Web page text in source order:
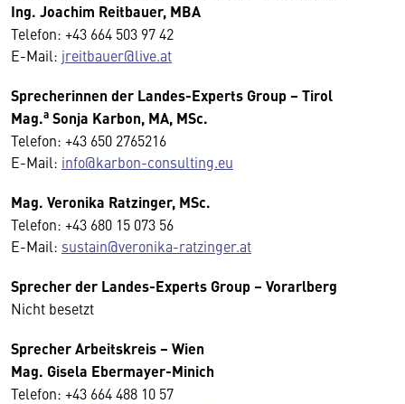
Ing. Joachim Reitbauer, MBA
Telefon: +43 664 503 97 42
E-Mail: jreitbauer@live.at
Sprecherinnen der Landes-Experts Group – Tirol
Mag.a Sonja Karbon, MA, MSc.
Telefon: +43 650 2765216
E-Mail: info@karbon-consulting.eu
Mag. Veronika Ratzinger, MSc.
Telefon: +43 680 15 073 56
E-Mail: sustain@veronika-ratzinger.at
Sprecher der Landes-Experts Group – Vorarlberg
Nicht besetzt
SprecherArbeitskreis – Wien
Mag. Gisela Ebermayer-Minich
Telefon: +43 664 488 10 57